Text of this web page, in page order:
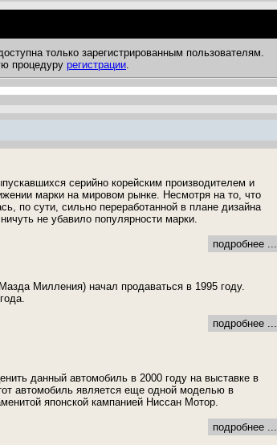
только зарегистрированным пользователям.
процедуру регистрации.
серийно корейским производителем и
марки на мировом рынке. Несмотря на то, что
по сути, сильно переработанной в плане дизайна
не убавило популярности марки.
подробнее ...
Милления) начал продаваться в 1995 году.
подробнее ...
данный автомобиль в 2000 году на выставке в
автомобиль является еще одной моделью в
японской кампанией Ниссан Мотор.
подробнее ...